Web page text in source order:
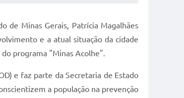
de Minas Gerais, Patrícia Magalhães
e a atual situação da cidade
programa "Minas Acolhe".
e faz parte da Secretaria de Estado
a população na prevenção